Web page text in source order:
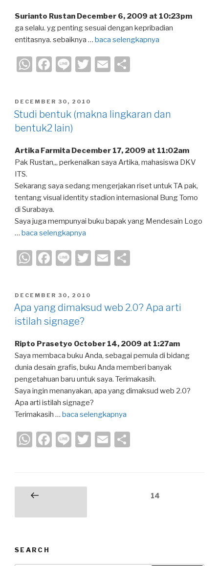
Surianto Rustan December 6, 2009 at 10:23pm
ga selalu. yg penting sesuai dengan kepribadian
entitasnya. sebaiknya … baca selengkapnya
W
at
s
A
p
p
F
c
e
b
o
o
Li
e
T
er
E
e
POSTED
ON
DECEMBER 30, 2010
Studi bentuk (makna lingkaran dan
bentuk2 lain)
Artika Farmita December 17, 2009 at 11:02am
Pak Rustan,,, perkenalkan saya Artika, mahasiswa DKV
ITS.
Sekarang saya sedang mengerjakan riset untuk TA pak,
tentang visual identity stadion internasional Bung Tomo
di Surabaya.
Saya juga mempunyai buku bapak yang Mendesain Logo
… baca selengkapnya
W
at
s
A
p
p
F
c
e
b
o
o
k
Li
e
T
er
E
e
POSTED
ON
DECEMBER 30, 2010
Apa yang dimaksud web 2.0? Apa arti
istilah signage?
Ripto Prasetyo October 14, 2009 at 1:27am
Saya membaca buku Anda, sebagai pemula di bidang
dunia desain grafis, buku Anda memberi banyak
pengetahuan baru untuk saya. Terimakasih.
Saya ingin menanyakan, apa yang dimaksud web 2.0?
Apa arti istilah signage?
Terimakasih … baca selengkapnya
W
s
A
p
F
e
o
Li T
E
PostsPrevious
14
SEARCH